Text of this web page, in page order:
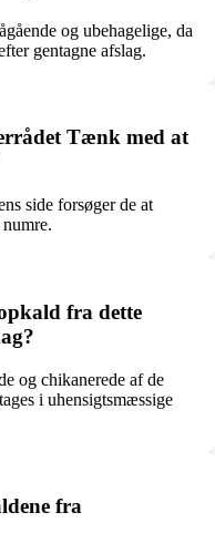
og ubehagelige, da
gentagne afslag.
Tænk med at
side forsøger de at
fra dette
og chikanerede af de
i uhensigtsmæssige
fra